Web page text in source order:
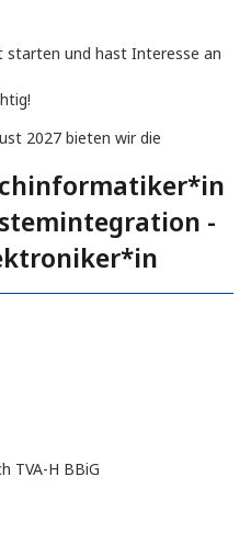
TVA-H BBiG
starten und hast Interesse an
2027 bieten wir die
-